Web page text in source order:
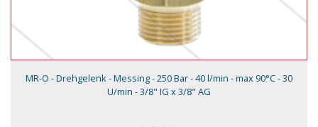
MR-O - Drehgelenk - Messing - 250 Bar - 40 l/min - max 90°C - 30
U/min - 3/8" IG x 3/8" AG